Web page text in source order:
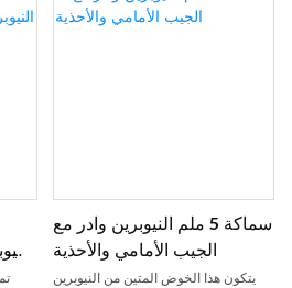
الأحذية خفيفة الوزن ، تجفيف سريع ،
سماكة 5 ملم النيوبرين وادر مع
الجيب الأمامي والأحذية
يتكون هذا الخوض المتين من النيوبرين